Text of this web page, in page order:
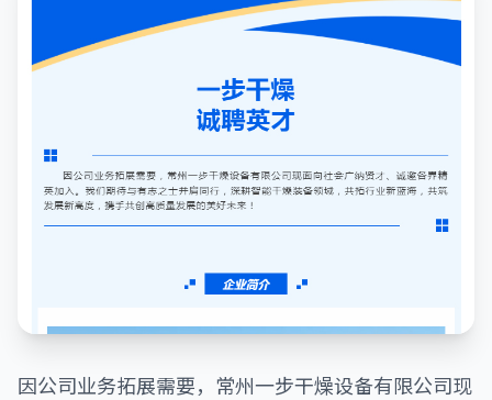
因公司业务拓展需要，常州一步干燥设备有限公司现